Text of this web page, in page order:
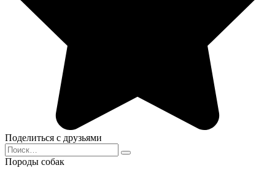
Поделиться с друзьями
Search
for:
Породы собак